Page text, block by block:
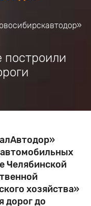
построили
автомобильных
Челябинской
хозяйства»
дорог до